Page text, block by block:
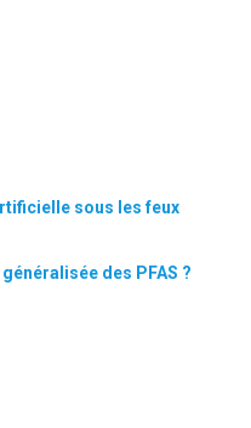
sous les feux
des PFAS ?